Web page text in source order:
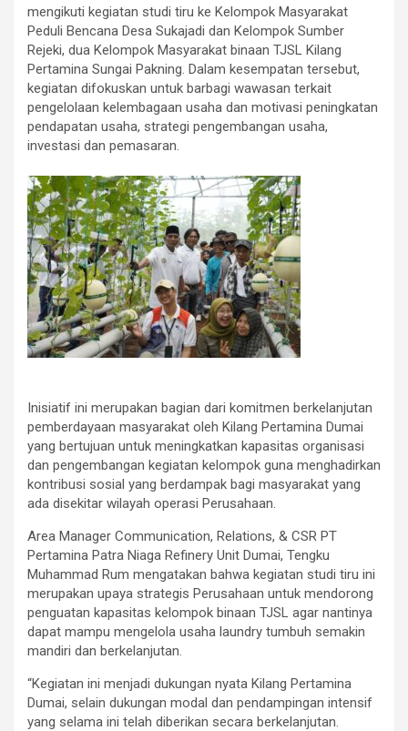
mengikuti kegiatan studi tiru ke Kelompok Masyarakat
Peduli Bencana Desa Sukajadi dan Kelompok Sumber
Rejeki, dua Kelompok Masyarakat binaan TJSL Kilang
Pertamina Sungai Pakning. Dalam kesempatan tersebut,
kegiatan difokuskan untuk barbagi wawasan terkait
pengelolaan kelembagaan usaha dan motivasi peningkatan
pendapatan usaha, strategi pengembangan usaha,
investasi dan pemasaran.
Inisiatif ini merupakan bagian dari komitmen berkelanjutan
pemberdayaan masyarakat oleh Kilang Pertamina Dumai
yang bertujuan untuk meningkatkan kapasitas organisasi
dan pengembangan kegiatan kelompok guna menghadirkan
kontribusi sosial yang berdampak bagi masyarakat yang
ada disekitar wilayah operasi Perusahaan.
Area Manager Communication, Relations, & CSR PT
Pertamina Patra Niaga Refinery Unit Dumai, Tengku
Muhammad Rum mengatakan bahwa kegiatan studi tiru ini
merupakan upaya strategis Perusahaan untuk mendorong
penguatan kapasitas kelompok binaan TJSL agar nantinya
dapat mampu mengelola usaha laundry tumbuh semakin
mandiri dan berkelanjutan.
“Kegiatan ini menjadi dukungan nyata Kilang Pertamina
Dumai, selain dukungan modal dan pendampingan intensif
yang selama ini telah diberikan secara berkelanjutan.